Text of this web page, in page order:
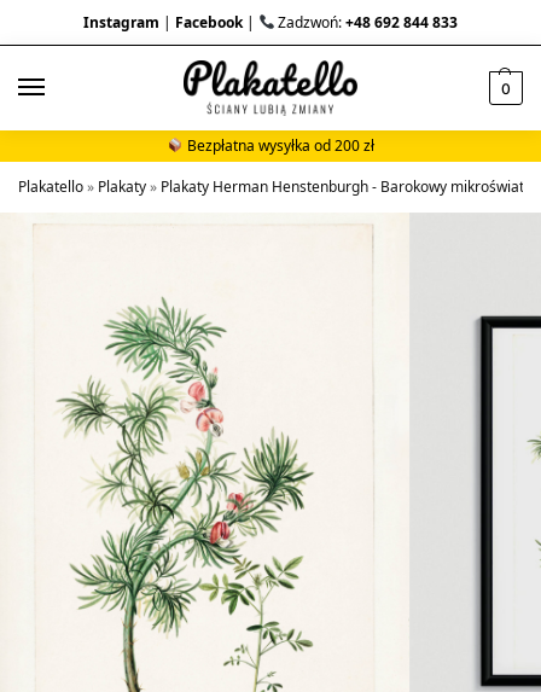
Instagram | Facebook| Zadzwoń:+48 692 844 833
0
Bezpłatna wysyłka od 200 zł
Plakatello» Plakaty» Plakaty Herman Henstenburgh - Barokowy mikroświat